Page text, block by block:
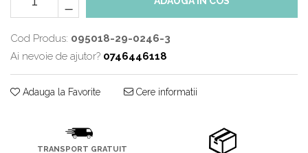
Cod Produs: 095018-29-0246-3
Ai nevoie de ajutor? 0746446118
Adauga la Favorite Cere informatii
TRANSPORT GRATUIT